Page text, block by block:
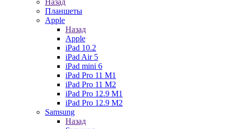
Назад
Планшеты
Apple
Назад
Apple
iPad 10.2
iPad Air 5
iPad mini 6
iPad Pro 11 M1
iPad Pro 11 M2
iPad Pro 12.9 M1
iPad Pro 12.9 M2
Samsung
Назад